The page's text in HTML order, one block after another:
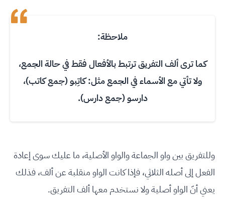
ملاحظة:
كما ترى ألف التفريق ترتبط بالأفعال فقط في حالة الجمع،
ولا تأتي مع الأسماء في الجمع مثل: كاتِبو (جمع كاتب)،
دارسو (جمع دارس).
وللتفريق بين واو الجماعة والواو الأصلية، ما عليك سوى إعادة
الفعل إلى أصله الثلاثي، فإذا كانت الواو منقلبة عن ألف، فذلك
يعني أنّ الواو أصلية ولا نستخدم معها ألف التفريق.